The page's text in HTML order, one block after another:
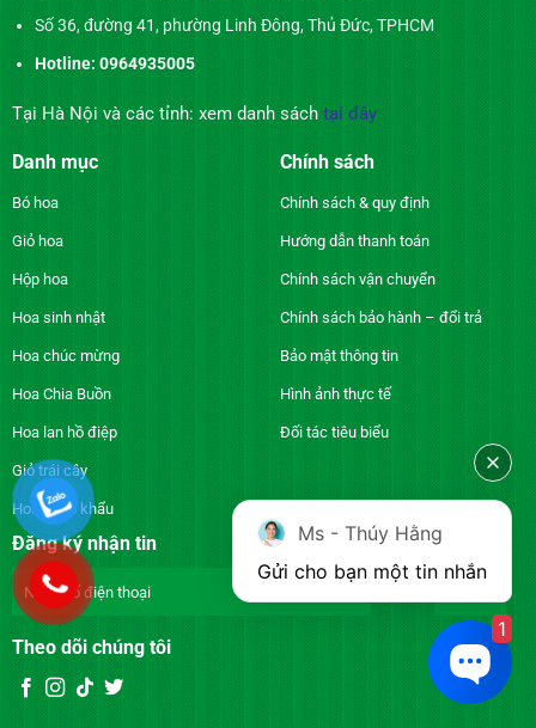
Số 36, đường 41, phường Linh Đông, Thủ Đức, TPHCM
Hotline: 0964935005
Tại Hà Nội và các tỉnh: xem danh sách tại đây
Danh mục
Bó hoa
Giỏ hoa
Hộp hoa
Hoa sinh nhật
Hoa chúc mừng
Hoa Chia Buồn
Hoa lan hồ điệp
Giỏ trái cây
Hoa nhập khẩu
Chính sách
Chính sách & quy định
Hướng dẫn thanh toán
Chính sách vận chuyển
Chính sách bảo hành – đổi trả
Bảo mật thông tin
Hình ảnh thực tế
Đối tác tiêu biểu
Đăng ký nhận tin
Theo dõi chúng tôi
Ms - Thúy Hằng
Gửi cho bạn một tin nhắn
1